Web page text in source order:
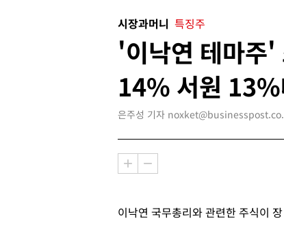
시장과머니 특징주
'이낙연 테마주'
14% 서원
은주성 기자
이낙연 국무총리와 관련한 주식이